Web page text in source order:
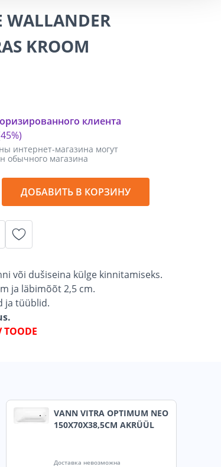
WALLANDER
KROOM
интернет-магазина могут
обычного магазина
клиента
ДОБАВИТЬ В КОРЗИНУ
või dušiseina külge kinnitamiseks.
ja läbimõõt 2,5 cm.
ja tüüblid.
TOODE
VANN VITRA OPTIMUM NEO
150X70X38,5CM AKRÜÜL
Доставка невозможна